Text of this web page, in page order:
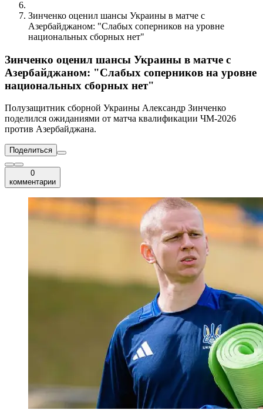
Зинченко оценил шансы Украины в матче с
Азербайджаном: "Слабых соперников на уровне
национальных сборных нет"
Зинченко оценил шансы Украины в матче с
Азербайджаном: "Слабых соперников на уровне
национальных сборных нет"
Полузащитник сборной Украины Александр Зинченко
поделился ожиданиями от матча квалификации ЧМ-2026
против Азербайджана.
Поделиться
0
комментарии